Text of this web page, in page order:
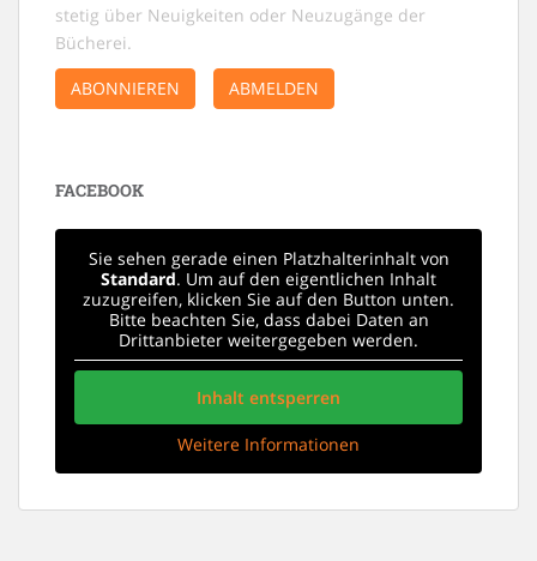
stetig über Neuigkeiten oder Neuzugänge der
Bücherei.
ABONNIEREN
ABMELDEN
FACEBOOK
Sie sehen gerade einen Platzhalterinhalt von
Standard. Um auf den eigentlichen Inhalt
zuzugreifen, klicken Sie auf den Button unten.
Bitte beachten Sie, dass dabei Daten an
Drittanbieter weitergegeben werden.
Inhalt entsperren
Weitere Informationen